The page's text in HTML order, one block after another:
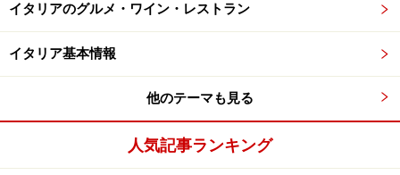
イタリアのグルメ・ワイン・レストラン
イタリア基本情報
他のテーマも見る
人気記事ランキング